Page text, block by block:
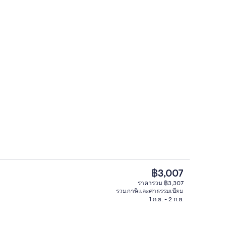
ด้านหน้าที่พัก
ราคา
ปัจจุบัน
฿3,007
฿3,007
ราคารวม ฿3,307
รวมภาษีและค่าธรรมเนียม
1 ก.ย. - 2 ก.ย.